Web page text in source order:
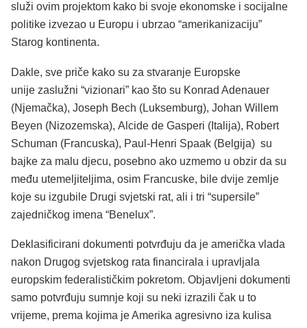
služi ovim projektom kako bi svoje ekonomske i socijalne
politike izvezao u Europu i ubrzao “amerikanizaciju”
Starog kontinenta.
Dakle, sve priče kako su za stvaranje Europske
unije zaslužni “vizionari” kao što su Konrad Adenauer
(Njemačka), Joseph Bech (Luksemburg), Johan Willem
Beyen (Nizozemska), Alcide de Gasperi (Italija), Robert
Schuman (Francuska), Paul-Henri Spaak (Belgija) su
bajke za malu djecu, posebno ako uzmemo u obzir da su
među utemeljiteljima, osim Francuske, bile dvije zemlje
koje su izgubile Drugi svjetski rat, ali i tri “supersile”
zajedničkog imena “Benelux”.
Deklasificirani dokumenti potvrđuju da je američka vlada
nakon Drugog svjetskog rata financirala i upravljala
europskim federalističkim pokretom. Objavljeni dokumenti
samo potvrđuju sumnje koji su neki izrazili čak u to
vrijeme, prema kojima je Amerika agresivno iza kulisa